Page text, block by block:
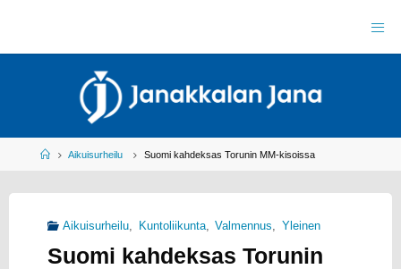
AN
HomeAikuisurheilu Suomi kahdeksas Torunin MM-kisoissa
Aikuisurheilu, Kuntoliikunta, Valmennus, Yleinen
Suomi kahdeksas Torunin